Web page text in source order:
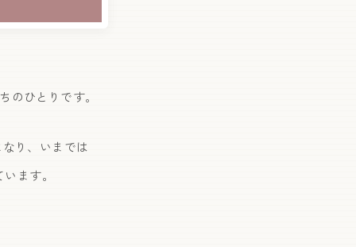
のひとりです。
り、いまでは
ます。